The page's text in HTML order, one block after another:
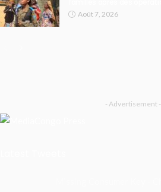
Août 7, 2026
- Advertisement -